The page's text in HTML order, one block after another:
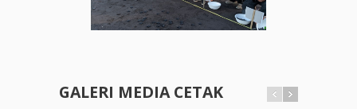
GALERI MEDIA CETAK